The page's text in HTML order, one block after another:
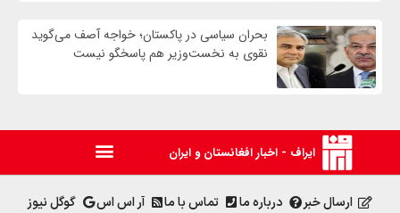
بحران سیاسی در پاکستان؛ خواجه آصف می‌گوید
نقوی به نخست‌وزیر هم پاسخگو نیست
ایراف - اخبار افغانستان و ایران
ارسال خبر درباره ما تماس با ما آر اس اس گوگل نیوز